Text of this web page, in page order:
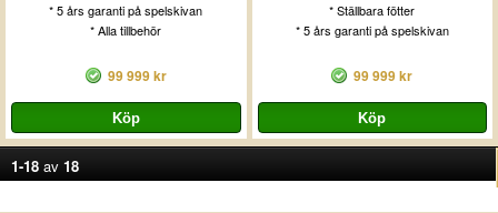
* 5 års garanti på spelskivan
* Alla tillbehör
99 999 kr
* Ställbara fötter
* 5 års garanti på spelskivan
99 999 kr
1-18 av 18